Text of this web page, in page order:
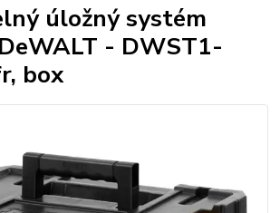
úložný systém
- DWST1-
box